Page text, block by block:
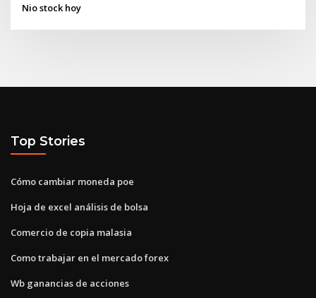
Nio stock hoy
Top Stories
Cómo cambiar moneda poe
Hoja de excel análisis de bolsa
Comercio de copia malasia
Como trabajar en el mercado forex
Wb ganancias de acciones